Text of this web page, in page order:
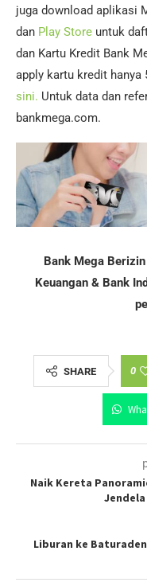
juga download aplikasi
dan Play Store untuk
dan Kartu Kredit Bank
apply kartu kredit hanya
sini. Untuk data dan
bankmega.com.
Bank Mega
Keuangan & Bank
SHARE 0
Naik Kereta
Liburan ke